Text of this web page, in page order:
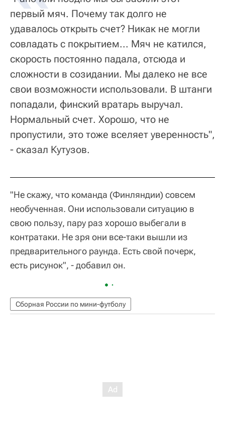
первый мяч. Почему так долго не
удавалось открыть счет? Никак не могли
совладать с покрытием... Мяч не катился,
скорость постоянно падала, отсюда и
сложности в созидании. Мы далеко не все
свои возможности использовали. В штанги
попадали, финский вратарь выручал.
Нормальный счет. Хорошо, что не
пропустили, это тоже вселяет уверенность",
- сказал Кутузов.
"Не скажу, что команда (Финляндии) совсем
необученная. Они использовали ситуацию в
свою пользу, пару раз хорошо выбегали в
контратаки. Не зря они все-таки вышли из
предварительного раунда. Есть свой почерк,
есть рисунок", - добавил он.
Сборная России по мини-футболу